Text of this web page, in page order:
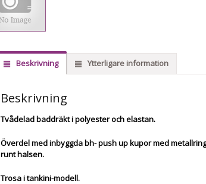
Beskrivning Ytterligare information
Beskrivning
Tvådelad baddräkt i polyester och elastan.
Överdel med inbyggda bh- push up kupor med
runt halsen.
Trosa i tankini-modell.